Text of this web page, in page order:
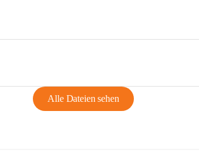
Alle Dateien sehen